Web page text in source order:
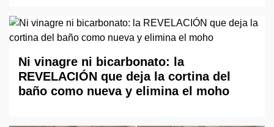
Ni vinagre ni bicarbonato: la
REVELACIÓN que deja la cortina del
baño como nueva y elimina el moho